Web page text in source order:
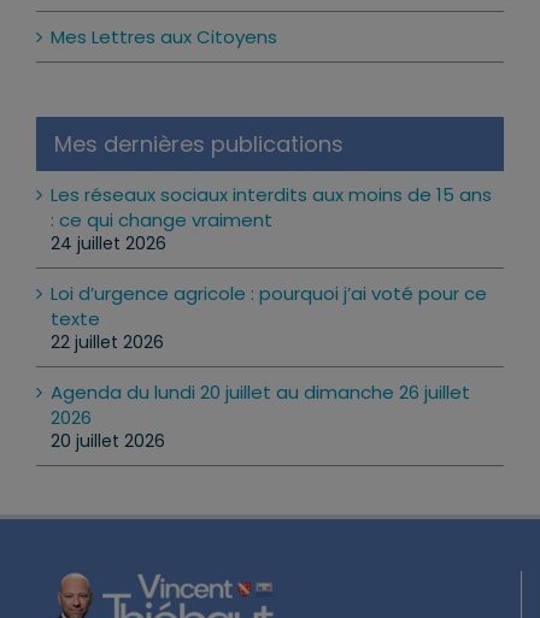
Mes Lettres aux Citoyens
Mes dernières publications
Les réseaux sociaux interdits aux moins de 15 ans
: ce qui change vraiment
24 juillet 2026
Loi d’urgence agricole : pourquoi j’ai voté pour ce
texte
22 juillet 2026
Agenda du lundi 20 juillet au dimanche 26 juillet
2026
20 juillet 2026